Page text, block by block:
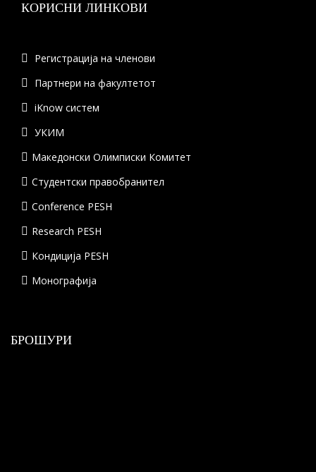
КОРИСНИ ЛИНКОВИ
Регистрација на членови
Партнери на факултетот
iKnow систем
УКИМ
Македонски Олимписки Комитет
Студентски правобранител
Conference PESH
Research PESH
Кондиција PESH
Монографија
БРОШУРИ